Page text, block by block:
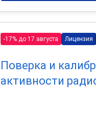
-17% до 17 августа Лицензия
Поверка и
активности